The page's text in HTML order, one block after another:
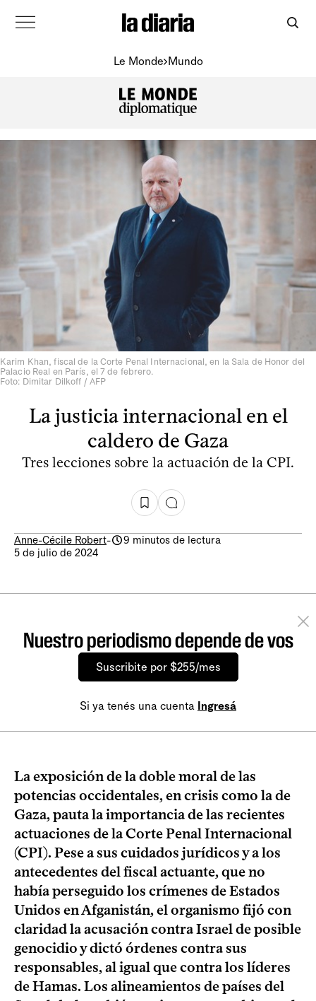
Le Monde Mundo
Karim Khan, fiscal de la Corte Penal Internacional, en la Sala de Honor del
Palacio Real en París, el 7 de febrero.
Foto: Dimitar Dilkoff / AFP
La justicia internacional en el
caldero de Gaza
Tres lecciones sobre la actuación de la CPI.
Anne-Cécile Robert-
9 minutos de lectura
5 de julio de 2024
Nuestro periodismo depende de vos
Suscribite por $255/mes
Si ya tenés una cuenta Ingresá
La exposición de la doble moral de las
potencias occidentales, en crisis como la de
Gaza, pauta la importancia de las recientes
actuaciones de la Corte Penal Internacional
(CPI). Pese a sus cuidados jurídicos y a los
antecedentes del fiscal actuante, que no
había perseguido los crímenes de Estados
Unidos en Afganistán, el organismo fijó con
claridad la acusación contra Israel de posible
genocidio y dictó órdenes contra sus
responsables, al igual que contra los líderes
de Hamas. Los alineamientos de países del